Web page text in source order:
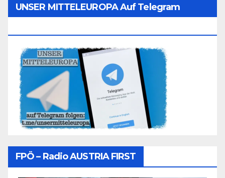
UNSER MITTELEUROPA Auf Telegram
FPÖ – Radio AUSTRIA FIRST